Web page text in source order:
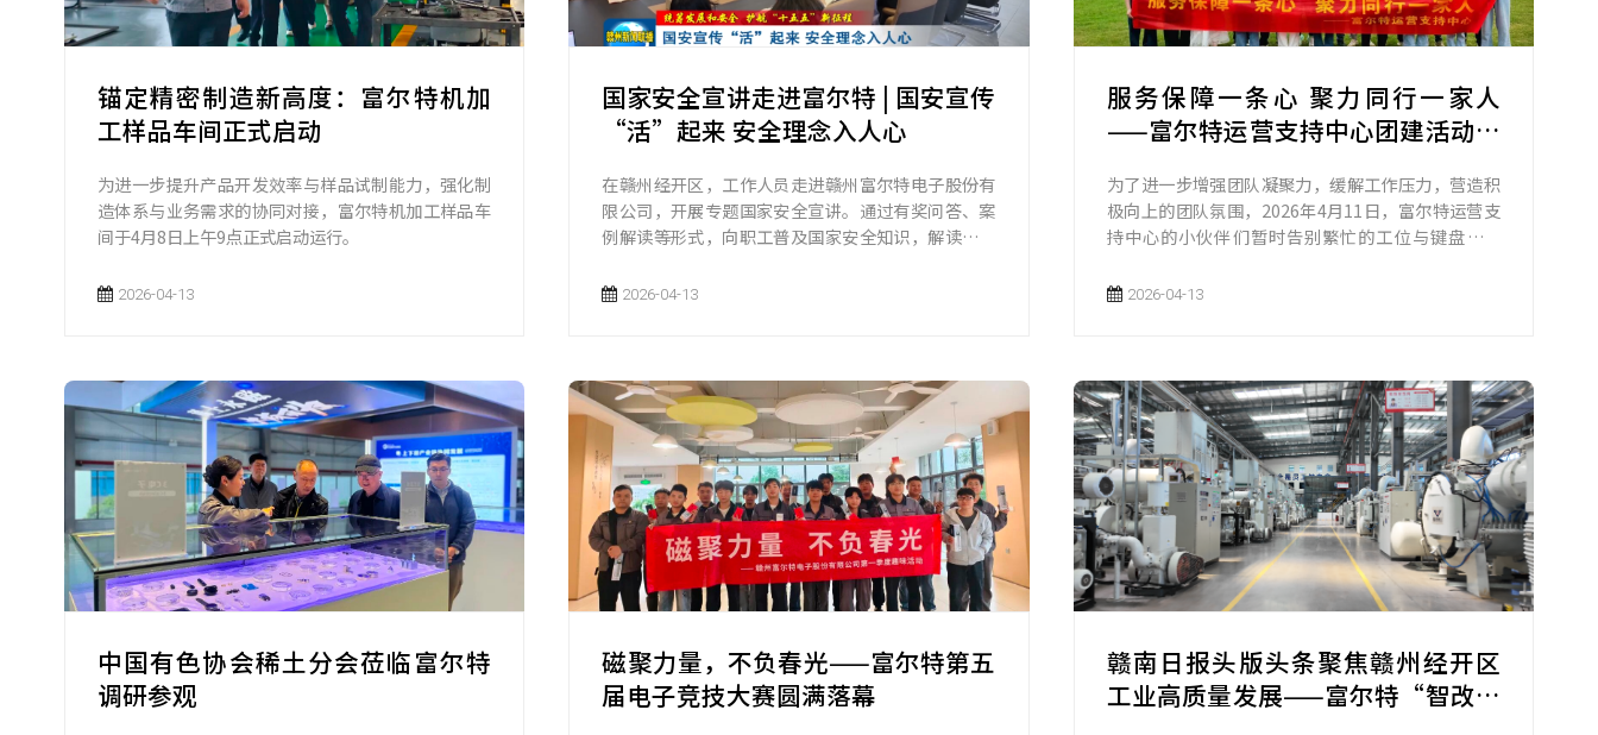
锚定精密制造新高度：富尔特机加
工样品车间正式启动
为进一步提升产品开发效率与样品试制能力，强化制
造体系与业务需求的协同对接，富尔特机加工样品车
间于4月8日上午9点正式启动运行。
2026-04-13
国家安全宣讲走进富尔特 | 国安宣传
“活”起来 安全理念入人心
在赣州经开区，工作人员走进赣州富尔特电子股份有
限公司，开展专题国家安全宣讲。通过有奖问答、案
例解读等形式，向职工普及国家安全知识，解读保密
意识。
2026-04-13
服务保障一条心 聚力同行一家人
——富尔特运营支持中心团建活动圆
为了进一步增强团队凝聚力，缓解工作压力，营造积
极向上的团队氛围，2026年4月11日，富尔特运营支
持中心的小伙伴们暂时告别繁忙的工位与键盘敲击
条心 聚力同行一家人”为主题的团建活动。
2026-04-13
中国有色协会稀土分会莅临富尔特
调研参观
磁聚力量，不负春光——富尔特第五
届电子竞技大赛圆满落幕
赣南日报头版头条聚焦赣州经开区
工业高质量发展——富尔特“智改数